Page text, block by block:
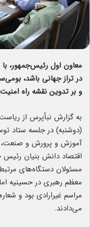
معاون اول رئیس‌جمهور، با
در تراز جهانی باشد،
و بر تدوین نقشه راه
به گزارش نبأپرس از
(دوشنبه) در جلسه ستاد
آموزش و پرورش و صنعت،
اقتصاد دانش بنیان
مسئولان دستگاه‌های
معظم رهبری در حسینیه
مراسم غیرارادی بود و
می‌دادند.